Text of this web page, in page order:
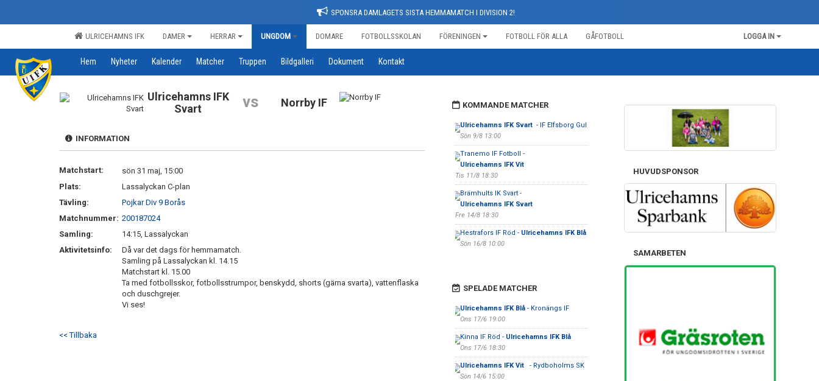
SPONSRA DAMLAGETS SISTA HEMMAMATCH I DIVISION 2!
ULRICEHAMNS IFK DAMER HERRAR UNGDOM DOMARE FOTBOLLSSKOLAN FÖRENINGEN FOTBOLL FÖR ALLA GÅFOTBOLL LOGGA IN
Hem Nyheter Kalender Matcher Truppen Bildgalleri Dokument Kontakt
Ulricehamns IFK
Svart
vs Norrby IF
INFORMATION
Matchstart:
sön 31 maj, 15:00
Plats:
Lassalyckan C-plan
Tävling:
Pojkar Div 9 Borås
Matchnummer: 200187024
Samling:
14:15, Lassalyckan
Aktivitetsinfo:
Då var det dags för hemmamatch.
Samling på Lassalyckan kl. 14.15
Matchstart kl. 15.00
Ta med fotbollsskor, fotbollsstrumpor, benskydd, shorts (gärna svarta), vattenflaska
och duschgrejer.
Vi ses!
<< Tillbaka
KOMMANDE MATCHER
Ulricehamns IFK Svart - IF Elfsborg Gul
Sön 9/8 13:00
Tranemo IF Fotboll -
Ulricehamns IFK Vit
Tis 11/8 18:30
Brämhults IK Svart -
Ulricehamns IFK Svart
Fre 14/8 18:30
Hestrafors IF Röd - Ulricehamns IFK Blå
Sön 16/8 10:00
SPELADE MATCHER
Ulricehamns IFK Blå- Kronängs IF
Ons 17/6 19:00
Kinna IF Röd - Ulricehamns IFK Blå
Ons 17/6 18:30
Ulricehamns IFK Vit
- Rydboholms SK
Sön 14/6 15:00
HUVUDSPONSOR
SAMARBETEN